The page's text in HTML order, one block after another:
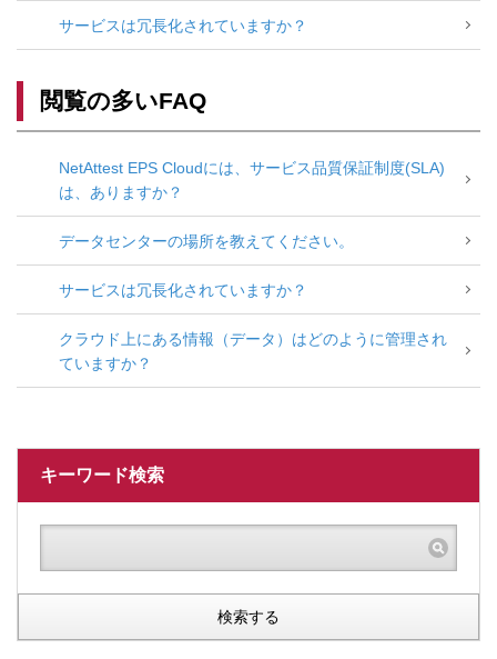
サービスは冗長化されていますか？
閲覧の多いFAQ
NetAttest EPS Cloudには、サービス品質保証制度(SLA)
は、ありますか？
データセンターの場所を教えてください。
サービスは冗長化されていますか？
クラウド上にある情報（データ）はどのように管理され
ていますか？
キーワード検索
検索する